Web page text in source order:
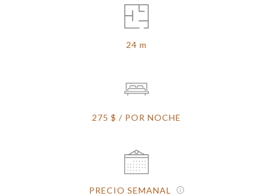
24 m
275 $ / POR NOCHE
PRECIO SEMANAL